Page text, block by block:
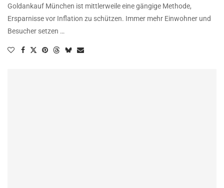
Goldankauf München ist mittlerweile eine gängige Methode,
Ersparnisse vor Inflation zu schützen. Immer mehr Einwohner und
Besucher setzen …